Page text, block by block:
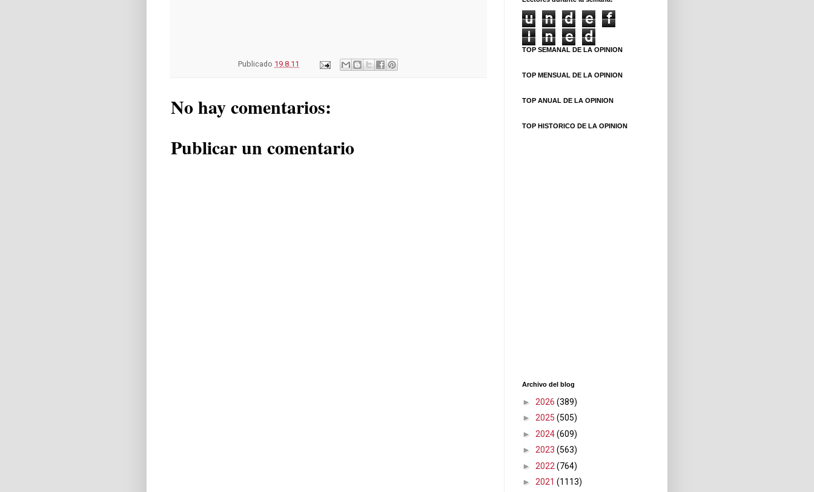
Publicado 19.8.11
No hay comentarios:
Publicar un comentario
u n d e
f
i
n e d
TOP SEMANAL DE LA OPINION
TOP MENSUAL DE LA OPINION
TOP ANUAL DE LA OPINION
TOP HISTORICO DE LA OPINION
Archivo del blog
► 2026 (389)
► 2025 (505)
► 2024(609)
► 2023 (563)
► 2022 (764)
► 2021 (1113)